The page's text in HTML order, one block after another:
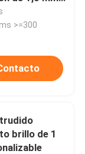
>=300
brillo de 1